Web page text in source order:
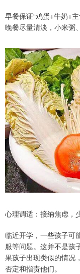
早餐保证“鸡蛋+牛奶+
晚餐尽量清淡，小米粥
心理调适：接纳焦虑，
临近开学，一些孩子可
服等问题。这并不是孩
果孩子出现类似的情况
否定和指责他们。